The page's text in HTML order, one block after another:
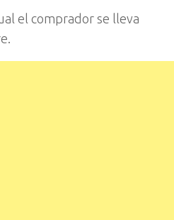
el comprador se lleva